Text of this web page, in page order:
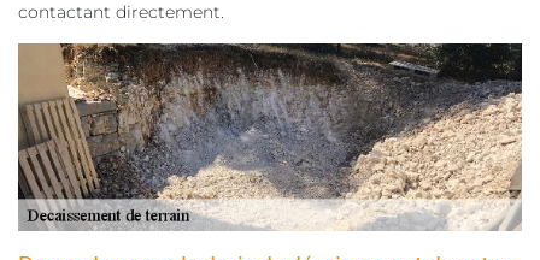
contactant directement.